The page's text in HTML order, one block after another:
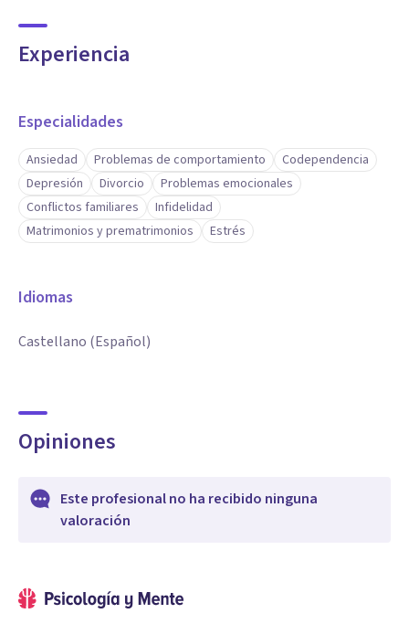
Experiencia
Especialidades
Ansiedad Problemas de comportamiento
Codependencia
Depresión
Divorcio
Problemas emocionales
Conflictos familiares
Infidelidad
Matrimonios y prematrimonios
Estrés
Idiomas
Castellano (Español)
Opiniones
Este profesional no ha recibido ninguna
valoración